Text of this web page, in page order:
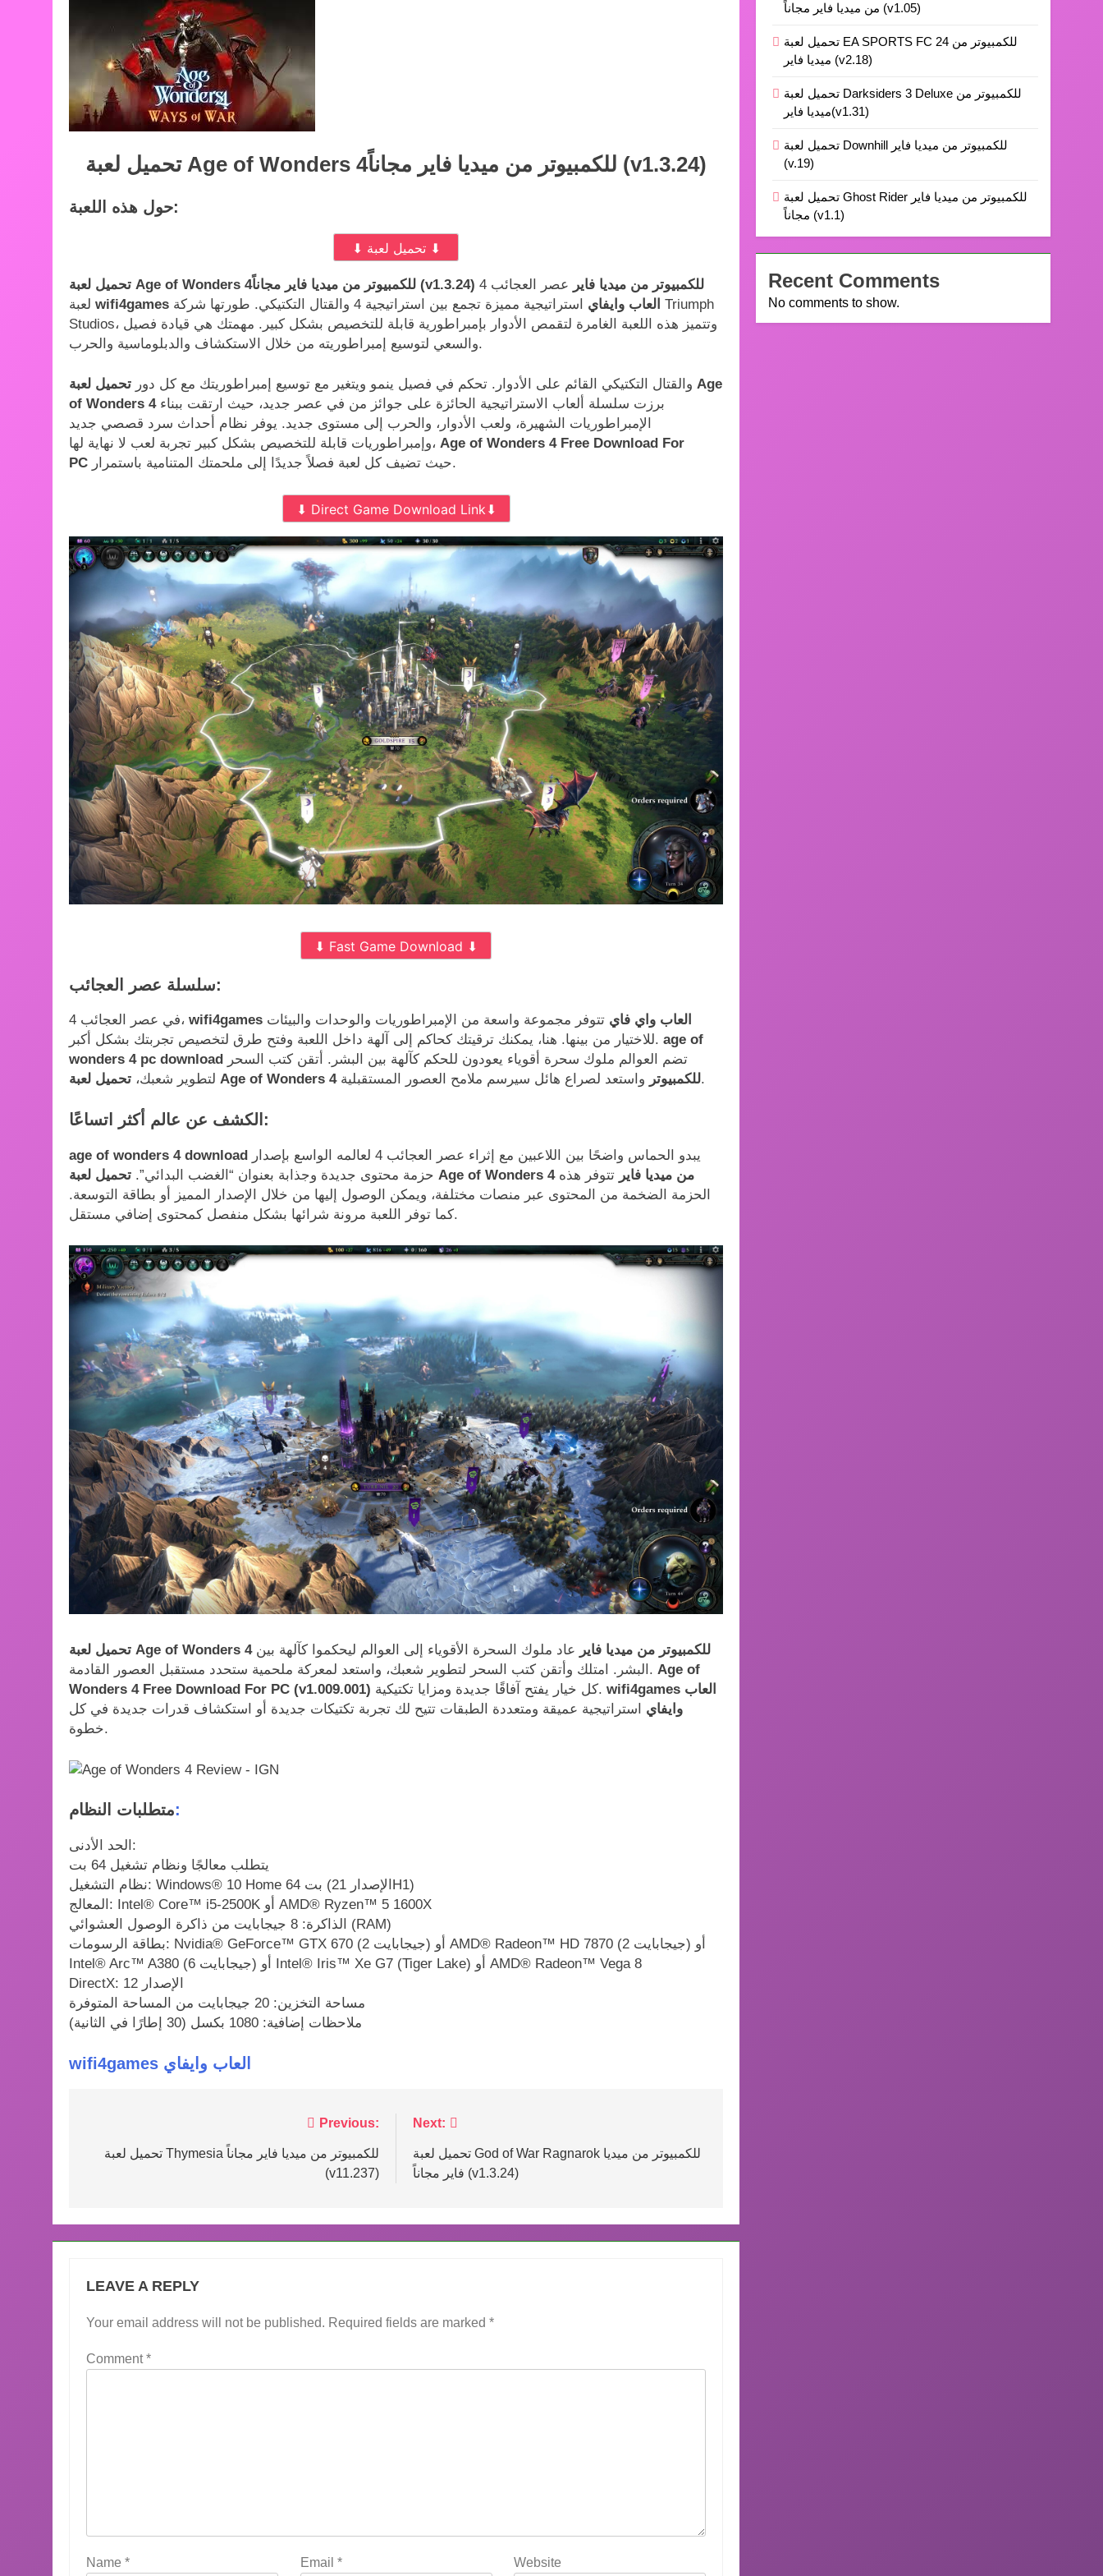
تحميل لعبة Age of Wonders 4للكمبيوتر من ميديا فاير مجاناً (v1.3.24)
حول هذه اللعبة:
⬇ تحميل لعبة ⬇
تحميل لعبة Age of Wonders 4للكمبيوتر من ميديا فاير مجاناً (v1.3.24) للكمبيوتر من ميديا فاير
عصر العجائب 4
wifi4games العاب وايفاي
استراتيجية مميزة تجمع بين استراتيجية 4 والقتال التكتيكي. طورتها شركة Triumph
Studios، وتتميز هذه اللعبة الغامرة لتقمص الأدوار بإمبراطورية قابلة للتخصيص بشكل كبير. مهمتك هي قيادة فصيل
والسعي لتوسيع إمبراطوريته من خلال الاستكشاف والدبلوماسية والحرب.
والقتال التكتيكي القائم على الأدوار. تحكم في فصيل ينمو ويتغير مع توسيع إمبراطوريتك مع كل دور تحميل لعبة Age
of Wonders 4برزت سلسلة ألعاب الاستراتيجية الحائزة على جوائز من في عصر جديد، حيث ارتقت ببناء
الإمبراطوريات الشهيرة، ولعب الأدوار، والحرب إلى مستوى جديد. يوفر نظام أحداث سرد قصصي جديد
وإمبراطوريات قابلة للتخصيص بشكل كبير تجربة لعب لا نهاية لها، Age of Wonders 4 Free Download For
PC
حيث تضيف كل لعبة فصلاً جديدًا إلى ملحمتك المتنامية باستمرار.
⬇ Direct Game Download Link⬇
⬇ Fast Game Download ⬇
سلسلة عصر العجائب:
في عصر العجائب 4، wifi4games العاب واي فاي تتوفر مجموعة واسعة من الإمبراطوريات والوحدات والبيئات
للاختيار من بينها. هنا، يمكنك ترقيتك كحاكم إلى آلهة داخل اللعبة وفتح طرق لتخصيص تجربتك بشكل أكبر. age of
wonders 4 pc download
لتطوير شعبك،
تحميل لعبة Age of Wonders 4 للكمبيوترواستعد لصراع هائل سيرسم ملامح العصور المستقبلية.
الكشف عن عالم أكثر اتساعًا:
age of wonders 4 download يبدو الحماس واضحًا بين اللاعبين مع إثراء عصر العجائب 4 لعالمه الواسع بإصدار
حزمة محتوى جديدة وجذابة بعنوان “الغضب البدائي”.
تحميل لعبة Age of Wonders 4 من ميديا فاير تتوفر هذه
الحزمة الضخمة من المحتوى عبر منصات مختلفة، ويمكن الوصول إليها من خلال الإصدار المميز أو بطاقة التوسعة.
كما توفر اللعبة مرونة شرائها بشكل منفصل كمحتوى إضافي مستقل.
تحميل لعبة Age of Wonders 4 للكمبيوتر من ميديا فاير عاد ملوك السحرة الأقوياء إلى العوالم ليحكموا كآلهة بين
البشر. امتلك وأتقن كتب السحر لتطوير شعبك، واستعد لمعركة ملحمية ستحدد مستقبل العصور القادمة. Age of
Wonders 4 Free Download For PC (v1.009.001)
كل خيار يفتح آفاقًا جديدة ومزايا تكتيكية. wifi4games العاب
وايفاي استراتيجية عميقة ومتعددة الطبقات تتيح لك تجربة تكتيكات جديدة أو استكشاف قدرات جديدة في كل
خطوة.
متطلبات النظام:
الحد الأدنى:
يتطلب معالجًا ونظام تشغيل 64 بت
نظام التشغيل: Windows® 10 Home 64 بت (الإصدار 21H1)
المعالج: Intel® Core™ i5-2500K أو AMD® Ryzen™ 5 1600X
الذاكرة: 8 جيجابايت من ذاكرة الوصول العشوائي (RAM)
بطاقة الرسومات: Nvidia® GeForce™ GTX 670 (2 جيجابايت) أو AMD® Radeon™ HD 7870 (2 جيجابايت) أو
Intel® Arc™ A380 (6 جيجابايت) أو Intel® Iris™ Xe G7 (Tiger Lake) أو AMD® Radeon™ Vega 8
DirectX: الإصدار 12
مساحة التخزين: 20 جيجابايت من المساحة المتوفرة
ملاحظات إضافية: 1080 بكسل (30 إطارًا في الثانية)
wifi4games العاب وايفاي
navigation
Previous:
تحميل لعبة Thymesia للكمبيوتر من ميديا فاير مجاناً
(v11.237)
Next:
تحميل لعبة God of War Ragnarok للكمبيوتر من ميديا
فاير مجاناً (v1.3.24)
LEAVE A REPLY
Your email address will not be published. Required fields are marked *
Comment*
Name * Email * Website
من ميديا فاير مجاناً (v1.05)
تحميل لعبة EA SPORTS FC 24 للكمبيوتر من
ميديا فاير (v2.18)
تحميل لعبة Darksiders 3 Deluxe للكمبيوتر من
ميديا فاير(v1.31)
تحميل لعبة Downhill للكمبيوتر من ميديا فاير
(v.19)
تحميل لعبة Ghost Rider للكمبيوتر من ميديا فاير
مجاناً (v1.1)
Recent Comments
No comments to show.